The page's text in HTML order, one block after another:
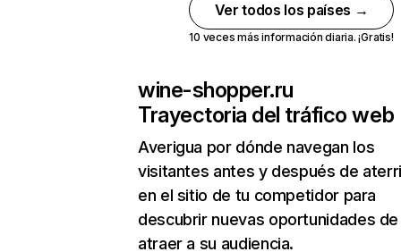
Ver todos los países →
10 veces más información diaria. ¡Gratis!
wine-shopper.ru
Trayectoria del tráfico web
Averigua por dónde navegan los
visitantes antes y después de
en el sitio de tu competidor para
descubrir nuevas oportunidades de
atraer a su audiencia.